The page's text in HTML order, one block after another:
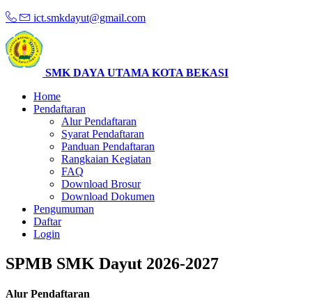
ict.smkdayut@gmail.com
SMK DAYA UTAMA KOTA BEKASI
Home
Pendaftaran
Alur Pendaftaran
Syarat Pendaftaran
Panduan Pendaftaran
Rangkaian Kegiatan
FAQ
Download Brosur
Download Dokumen
Pengumuman
Daftar
Login
SPMB SMK Dayut 2026-2027
Alur Pendaftaran